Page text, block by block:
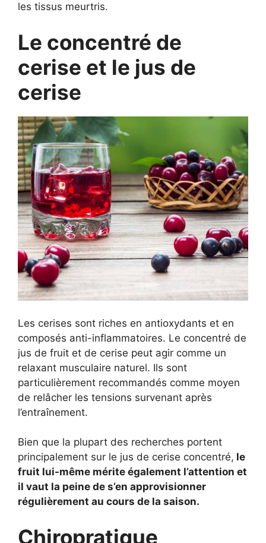
les tissus meurtris.
Le concentré de
cerise et le jus de
cerise
Les cerises sont riches en antioxydants et en
composés anti-inflammatoires. Le concentré de
jus de fruit et de cerise peut agir comme un
relaxant musculaire naturel. Ils sont
particulièrement recommandés comme moyen
de relâcher les tensions survenant après
l’entraînement.
Bien que la plupart des recherches portent
principalement sur le jus de cerise concentré, le
fruit lui-même mérite également l’attention et
il vaut la peine de s’en approvisionner
régulièrement au cours de la saison.
Chiropratique